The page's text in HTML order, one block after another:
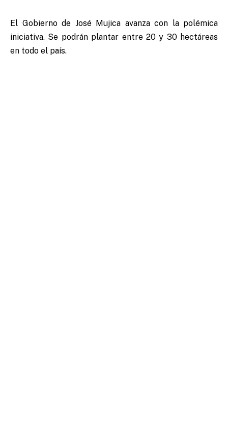
El Gobierno de José Mujica avanza con la polémica
iniciativa. Se podrán plantar entre 20 y 30 hectáreas
en todo el país.